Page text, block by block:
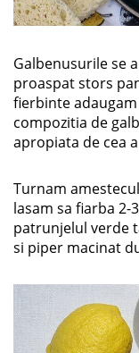
Galbenusurile se
proaspat stors
fierbinte
compozitia de
apropiata de cea
Turnam
lasam sa fiarba 2-
patrunjelul verde
si piper macinat